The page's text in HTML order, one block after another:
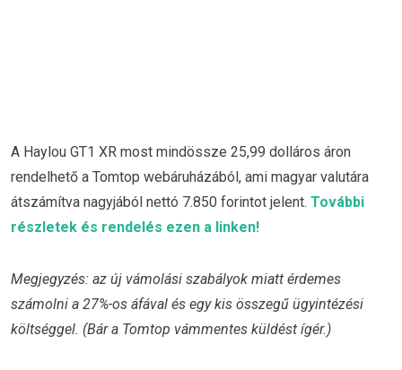
A Haylou GT1 XR most mindössze 25,99 dolláros áron
rendelhető a Tomtop webáruházából, ami magyar valutára
átszámítva nagyjából nettó 7.850 forintot jelent. További
részletek és rendelés ezen a linken!
Megjegyzés: az új vámolási szabályok miatt érdemes
számolni a 27%-os áfával és egy kis összegű ügyintézési
költséggel. (Bár a Tomtop vámmentes küldést ígér.)